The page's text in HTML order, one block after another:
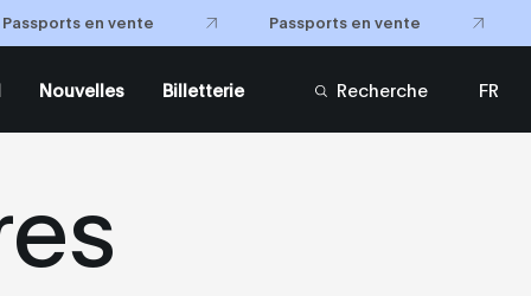
Passports en vente Passports en vente
Nouvelles Billetterie Recherche
FR